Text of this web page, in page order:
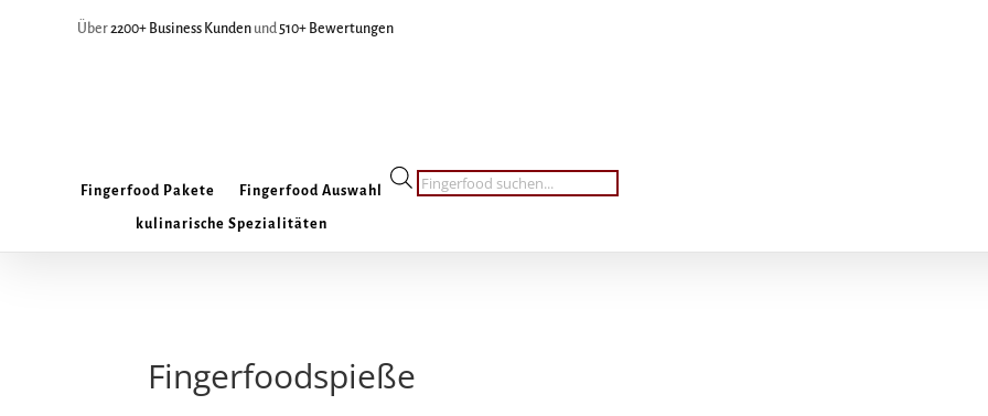
Über2200+ Business Kunden und510+ Bewertungen
Fingerfood Pakete Fingerfood Auswahl
kulinarische Spezialitäten
Products
search
Fingerfoodspieße